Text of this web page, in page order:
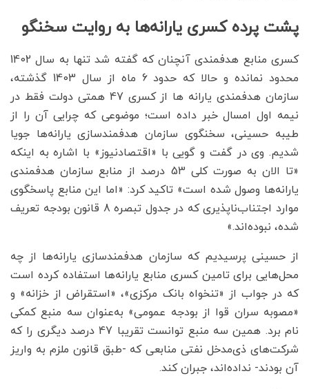
پشت پرده کسری یارانه‌ها به روایت سخنگو
کسری منابع هدفمندی آنچنان که گفته شد تنها به سال 1402
محدود نمانده و حالا که حدود 6 ماه از سال 1403 گذشته،
سازمان هدفمندی یارانه ها از کسری 47 همتی دولت فقط در
نیمه اول امسال خبر داده است؛ موضوعی که چرایی آن را از
طیبه حسینی،‌ سخنگوی سازمان هدفمندسازی یارانه‌ها جویا
شدیم. وی در گفت و گویی با «اقتصادنیوز» با اشاره به اینکه
«تا الان به صورت کلی 53 درصد از منابع سازمان هدفمندی
یارانه‌ها وصول شده است» تاکید کرد: «اما این منابع پاسخگوی
موارد اجتناب‌ناپذیری که در جدول تبصره 8 قانون بودجه تعریف
شده، نبوده‌اند.»
از حسینی پرسیدیم که سازمان هدفمندسازی یارانه‌ها از چه
محل‌هایی برای تامین کسری منابع یارانه‌ها استفاده کرده است
که در جواب از «تنخواه بانک مرکزی»، «استقراض از خزانه» و
«مصوبه سران قوا از بودجه عمومی» به‌عنوان سه منبع کمکی
نام برد. همین سه منبع توانست تقریبا 47 درصد دیگری را که
شرکت‌های ذی‌مدخل نفتی منابعی که -طبق قانون ملزم به واریز
آن بودند- نداده‌اند، جبران کند.